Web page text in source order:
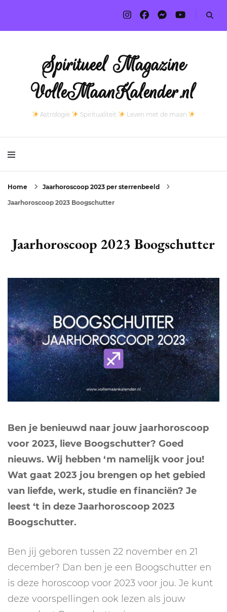
Spiritueel Magazine
VolleMaanKalender.nl
Astrologie Spiritualiteit Leven met de maan
Home Jaarhoroscoop 2023 per sterrenbeeld
Jaarhoroscoop 2023 Boogschutter
Jaarhoroscoop 2023 Boogschutter
Ben je benieuwd naar jouw jaarhoroscoop
voor 2023, lieve Boogschutter? Goed
nieuws. Wij hebben ‘m namelijk voor jou!
Wat gaat 2023 jou brengen op het gebied
van liefde, werk, studie en financiën? Je
leest ‘t in deze Jaarhoroscoop 2023
Boogschutter.
Ben jij geboren tussen 22 november en 21
december? Dan ben je een Boogschutter en
is deze horoscoop voor 2023 voor jou. Je kunt
deze voorspellingen ook lezen als jouw